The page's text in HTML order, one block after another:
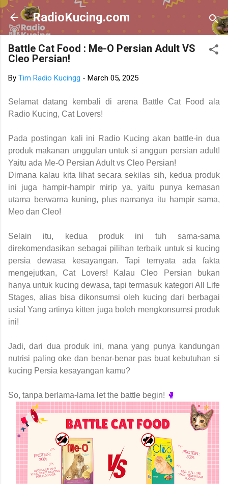
Skip to main content
RadioKucing.com
Battle Cat Food : Me-O Persian Adult VS
Cleo Persian!
By Tim Radio Kucingg - March 05, 2025
Selamat datang kembali di arena Battle Cat Food ala
Radio Kucing, Cat Lovers!
Pada postingan kali ini Radio Kucing akan battle-in dua
produk makanan unggulan untuk si anggun persian adult!
Yaitu ada Me-O Persian Adult vs Cleo Persian!
Dimana kalau kita lihat secara sekilas sih, kedua produk
ini juga hampir-hampir mirip ya, yaitu punya kemasan
utama berwarna kuning, plus namanya itu hampir sama,
Meo dan Cleo!
Selain itu, kedua produk ini tuh sama-sama
direkomendasikan sebagai pilihan terbaik untuk si kucing
persia dewasa kesayangan. Tapi ternyata ada fakta
mengejutkan, Cat Lovers! Kalau Cleo Persian bukan
hanya untuk kucing dewasa, tapi termasuk kategori All Life
Stages, alias bisa dikonsumsi oleh kucing dari berbagai
usia! Yang artinya kitten juga boleh mengkonsumsi produk
ini!
Jadi, dari dua produk ini, mana yang punya kandungan
nutrisi paling oke dan benar-benar pas buat kebutuhan si
kucing Persia kesayangan kamu?
So, tanpa berlama-lama let the battle begin! 🥊